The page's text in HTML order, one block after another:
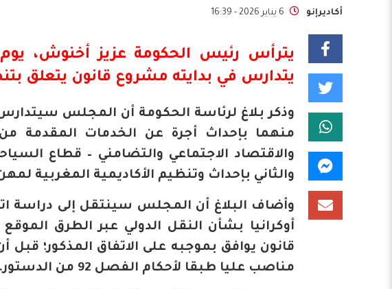
أكاديرإنو 6 يناير 2026 - 16:39
يترأس رئيس الحكومة عزيز أخنوش،
يتدارس في بدايته مشروع قانون يتعلق
وذكر بلاغ لرئاسة الحكومة أن المجلس
منهما بإحداث أجرة عن الخدمات المقدمة من
والاقتصاد الاجتماعي والتضامني – قطاع
والثاني بإحداث وتنظيم الأكاديمية المغربية
وأضاف البلاغ أن المجلس سينتقل إلى دراسة
قانون يوافق بموجبه على الاتفاق المذكور؛
مناصب عليا طبقا لأحكام الفصل 92 من الدستور.